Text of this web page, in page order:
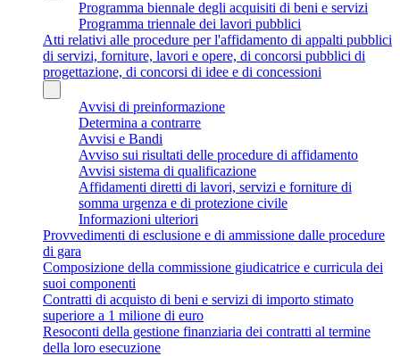
Programma biennale degli acquisiti di beni e servizi
Programma triennale dei lavori pubblici
Atti relativi alle procedure per l'affidamento di appalti pubblici
di servizi, forniture, lavori e opere, di concorsi pubblici di
progettazione, di concorsi di idee e di concessioni
Avvisi di preinformazione
Determina a contrarre
Avvisi e Bandi
Avviso sui risultati delle procedure di affidamento
Avvisi sistema di qualificazione
Affidamenti diretti di lavori, servizi e forniture di
somma urgenza e di protezione civile
Informazioni ulteriori
Provvedimenti di esclusione e di ammissione dalle procedure
di gara
Composizione della commissione giudicatrice e curricula dei
suoi componenti
Contratti di acquisto di beni e servizi di importo stimato
superiore a 1 milione di euro
Resoconti della gestione finanziaria dei contratti al termine
della loro esecuzione